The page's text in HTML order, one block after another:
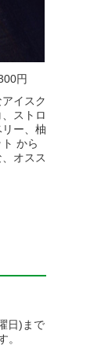
円
イスク
ストロ
ー、柚
から
オスス
日)まで
。